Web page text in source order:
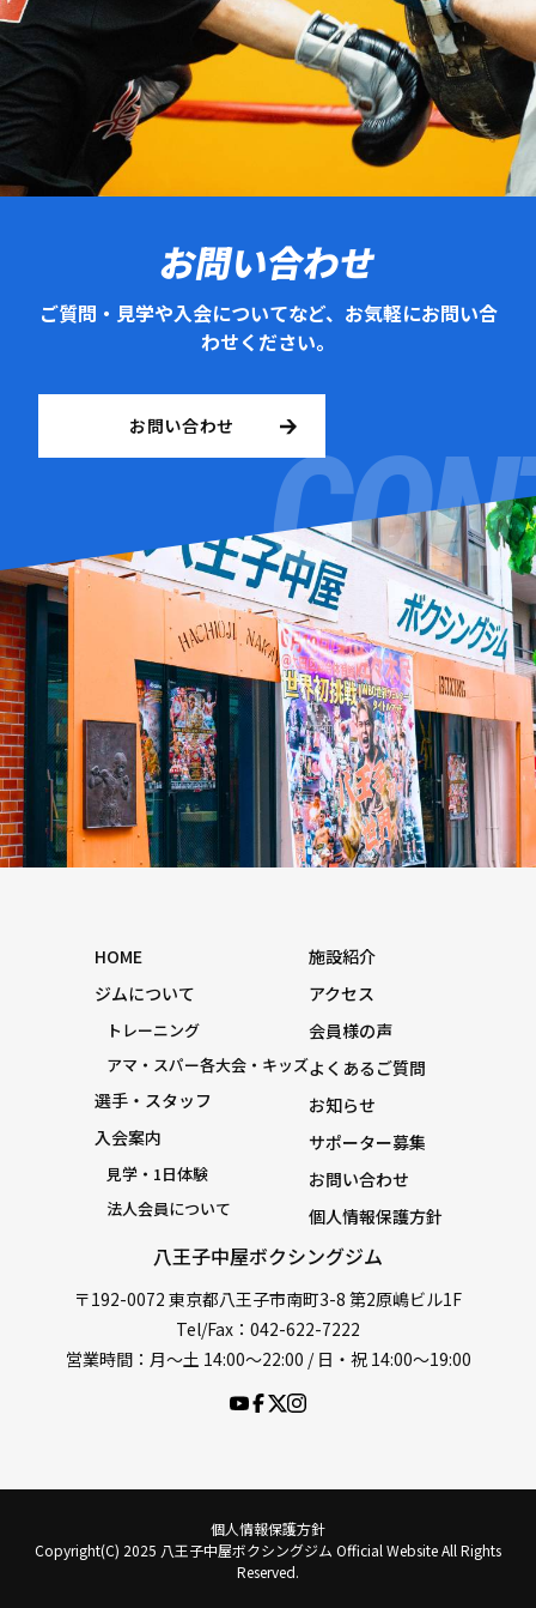
お問い合わせ
ご質問・見学や入会についてなど、お気軽にお問い合
わせください。
お問い合わせ
八王子中屋ボクシングジム
〒192-0072 東京都八王子市南町3-8 第2原嶋ビル1F
Tel/Fax：042-622-7222
営業時間：月〜土 14:00〜22:00 / 日・祝 14:00〜19:00
HOME
ジムについて
トレーニング
アマ・スパー各大会・キッズ
選手・スタッフ
入会案内
見学・1日体験
法人会員について
施設紹介
アクセス
会員様の声
よくあるご質問
お知らせ
サポーター募集
お問い合わせ
個人情報保護方針
個人情報保護方針
Copyright(C) 2025 八王子中屋ボクシングジム Official Website All Rights
Reserved.